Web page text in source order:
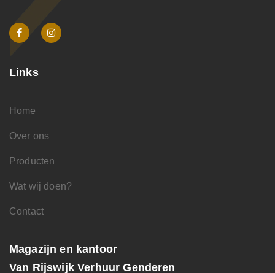
Links
Home
Over ons
Producten
Wat wij doen?
Contact
Magazijn en kantoor
Van Rijswijk Verhuur Genderen